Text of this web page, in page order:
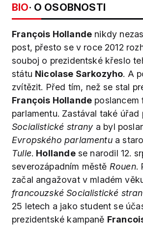
BIO· O OSOBNOSTI
François Hollande nikdy
post, přesto se v roce 2012
souboj o prezidentské křeslo
státu Nicolase Sarkozyho. A
zvítězit. Před tím, než se stal
François Hollande poslancem
parlamentu. Zastával také úřad
Socialistické strany a byl
Evropského parlamentua
Tulle. Hollandese narodil 12.
severozápadním městě Rouen.
začal angažovat v mladém
francouzské Socialistické
25 letech a jako student se
prezidentské kampaně